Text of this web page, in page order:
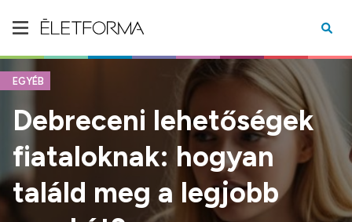
EGYÉB
Debreceni lehetőségek
fiataloknak: hogyan
találd meg a legjobb